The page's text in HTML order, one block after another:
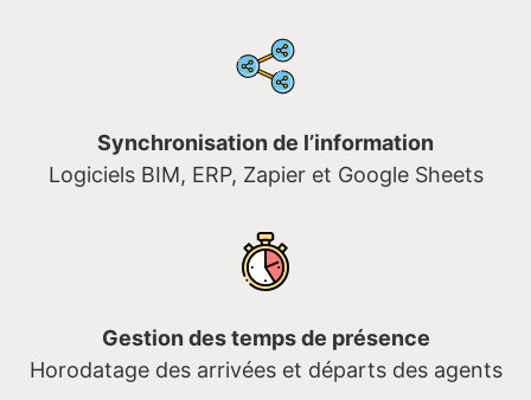
Synchronisation de l’information
Logiciels BIM, ERP, Zapier et Google Sheets
Gestion des temps de présence
Horodatage des arrivées et départs des agents